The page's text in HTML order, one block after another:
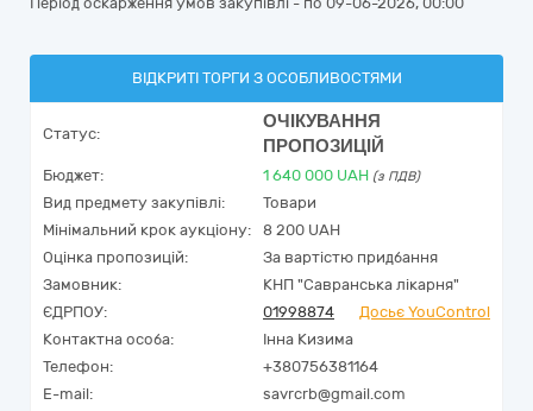
ВІДКРИТІ ТОРГИ З ОСОБЛИВОСТЯМИ
Статус:
ОЧІКУВАННЯ
ПРОПОЗИЦІЙ
Бюджет: 1 640 000 UAH (з ПДВ)
Вид предмету закупівлі:
Товари
Мінімальний крок аукціону:
8 200 UAH
Оцінка пропозицій:
За вартістю придбання
Замовник:
КНП "Савранська лікарня"
ЄДРПОУ:
01998874
Досьє YouControl
Контактна особа:
Інна Кизима
Телефон:
+380756381164
E-mail:
savrcrb@gmail.com